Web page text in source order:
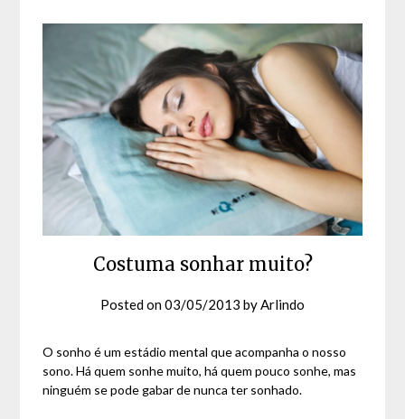
Costuma sonhar muito?
Posted on03/05/2013 byArlindo
O sonho é um estádio mental que acompanha o nosso
sono. Há quem sonhe muito, há quem pouco sonhe, mas
ninguém se pode gabar de nunca ter sonhado.